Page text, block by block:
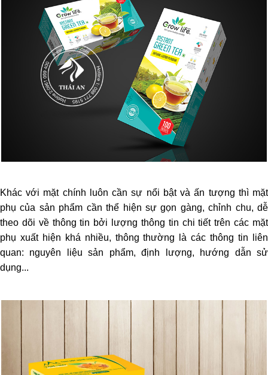
Khác với mặt chính luôn cần sự nổi bật và ấn tượng thì mặt
phụ của sản phẩm cần thể hiện sự gọn gàng, chỉnh chu, dễ
theo dõi về thông tin bởi lượng thông tin chi tiết trên các mặt
phụ xuất hiện khá nhiều, thông thường là các thông tin liên
quan: nguyên liệu sản phẩm, định lượng, hướng dẫn sử
dụng...